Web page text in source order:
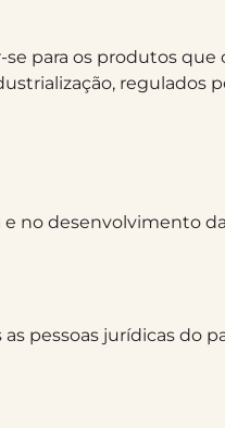
para os produtos que
regulados
no desenvolvimento
pessoas jurídicas do